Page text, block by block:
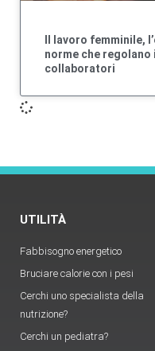
Il lavoro femminile,
norme che
collaboratori
UTILITÀ
Fabbisogno energetico
Bruciare calorie con i pesi
Cerchi uno specialista della
nutrizione?
Cerchi un pediatra?